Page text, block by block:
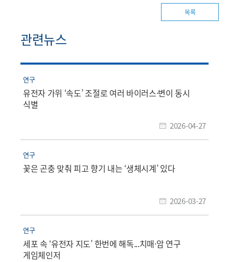
목록
관련뉴스
연구
유전자 가위 ‘속도’ 조절로 여러 바이러스·변이 동시
식별
2026-04-27
연구
꽃은 곤충 맞춰 피고 향기 내는 ‘생체시계’ 있다
2026-03-27
연구
세포 속 ‘유전자 지도’ 한번에 해독...치매·암 연구
게임체인저